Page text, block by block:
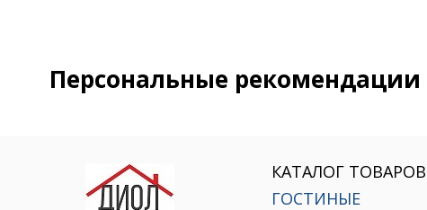
Персональные рекомендации
КАТАЛОГ ТОВАРОВ
ГОСТИНЫЕ